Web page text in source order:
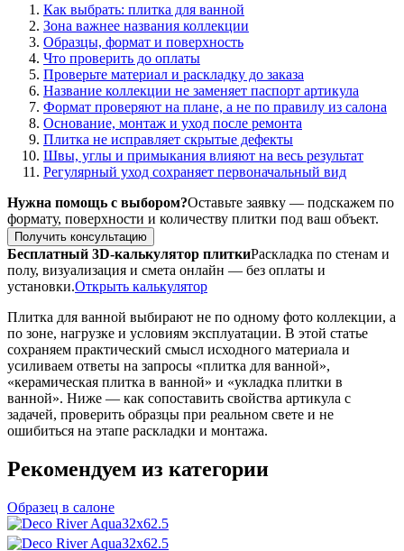
Как выбрать: плитка для ванной
Зона важнее названия коллекции
Образцы, формат и поверхность
Что проверить до оплаты
Проверьте материал и раскладку до заказа
Название коллекции не заменяет паспорт артикула
Формат проверяют на плане, а не по правилу из салона
Основание, монтаж и уход после ремонта
Плитка не исправляет скрытые дефекты
Швы, углы и примыкания влияют на весь результат
Регулярный уход сохраняет первоначальный вид
Нужна помощь с выбором?Оставьте заявку — подскажем по
формату, поверхности и количеству плитки под ваш объект.
Получить консультацию
Бесплатный 3D-калькулятор плиткиРаскладка по стенам и
полу, визуализация и смета онлайн — без оплаты и
установки.Открыть калькулятор
Плитка для ванной выбирают не по одному фото коллекции, а
по зоне, нагрузке и условиям эксплуатации. В этой статье
сохраняем практический смысл исходного материала и
усиливаем ответы на запросы «плитка для ванной»,
«керамическая плитка в ванной» и «укладка плитки в
ванной». Ниже — как сопоставить свойства артикула с
задачей, проверить образцы при реальном свете и не
ошибиться на этапе раскладки и монтажа.
Рекомендуем из категории
Образец в салоне